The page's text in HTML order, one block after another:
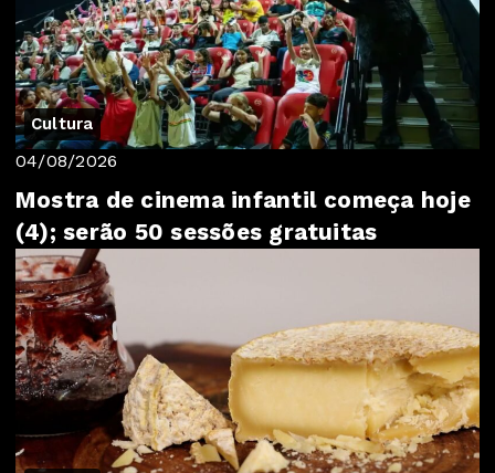
Cultura
04/08/2026
Mostra de cinema infantil começa hoje
(4); serão 50 sessões gratuitas